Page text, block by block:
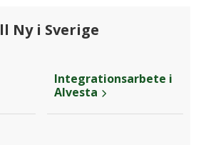
Ny i Sverige
Integrationsarbete i
Alvesta